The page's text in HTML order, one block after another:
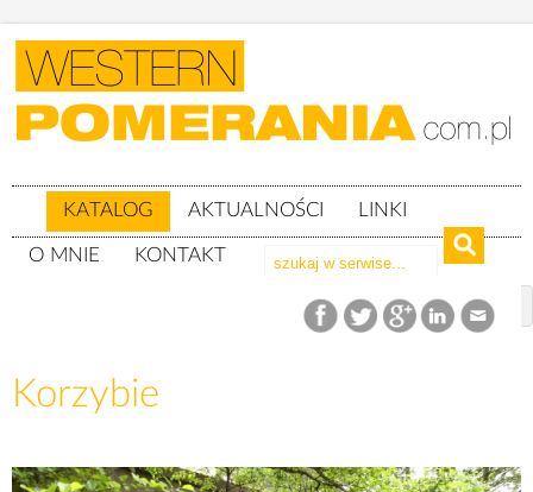
KATALOG AKTUALNOŚCI LINKI
O MNIE KONTAKT
woj. pomorskie
Korzybie